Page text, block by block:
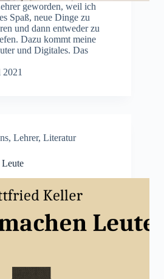
geworden, weil ich
Spaß, neue Dinge zu
und dann entweder zu
Dazu kommt meine
und Digitales. Das
, Lehrer, Literatur